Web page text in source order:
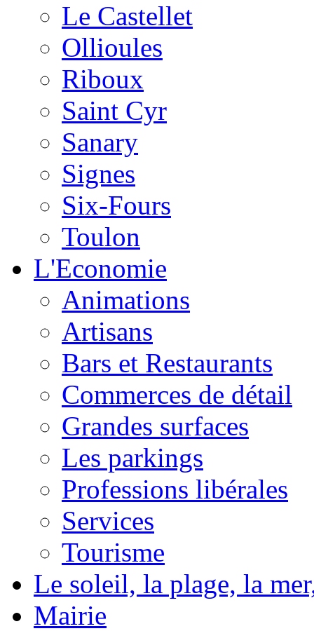
Le Castellet
Ollioules
Riboux
Saint Cyr
Sanary
Signes
Six-Fours
Toulon
L'Economie
Animations
Artisans
Bars et Restaurants
Commerces de détail
Grandes surfaces
Les parkings
Professions libérales
Services
Tourisme
Le soleil, la plage, la
Mairie